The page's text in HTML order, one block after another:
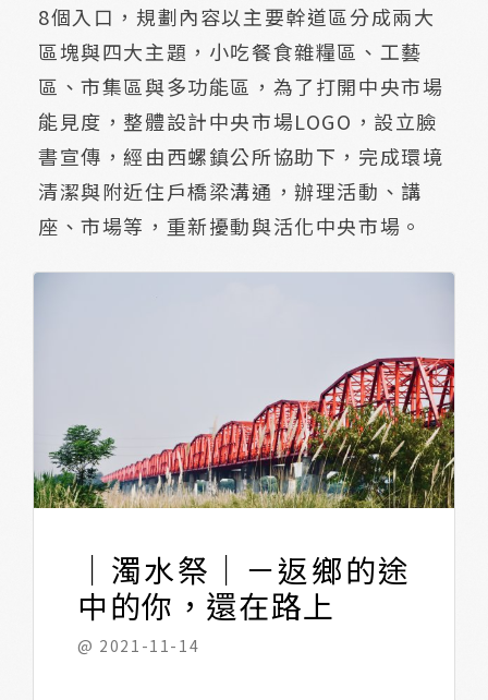
8個入口，規劃內容以主要幹道區分成兩大
區塊與四大主題，小吃餐食雜糧區、工藝
區、市集區與多功能區，為了打開中央市場
能見度，整體設計中央市場LOGO，設立臉
書宣傳，經由西螺鎮公所協助下，完成環境
清潔與附近住戶橋梁溝通，辦理活動、講
座、市場等，重新擾動與活化中央市場。
｜濁水祭｜－返鄉的途
中的你，還在路上
@ 2021-11-14